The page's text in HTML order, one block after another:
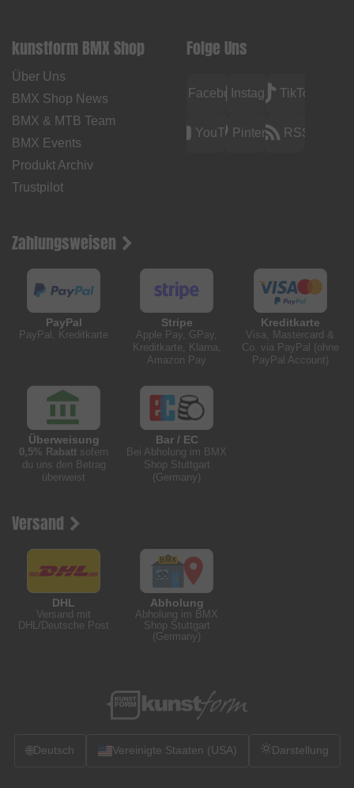
kunstform BMX Shop
Über Uns
BMX Shop News
BMX & MTB Team
BMX Events
Produkt Archiv
Trustpilot
Folge Uns
FacebookInstagramTikTok
YouTubePinterest RSS
Zahlungsweisen
PayPal
PayPal, Kreditkarte
Stripe
Apple Pay, GPay,
Kreditkarte, Klarna,
Amazon Pay
Kreditkarte
Visa, Mastercard &
Co. via PayPal (ohne
PayPal Account)
Überweisung
0,5% Rabatt sofern
du uns den Betrag
überweist
Bar / EC
Bei Abholung im BMX
Shop Stuttgart
(Germany)
Versand
DHL
Versand mit
DHL/Deutsche Post
Abholung
Abholung im BMX
Shop Stuttgart
(Germany)
🌐Deutsch Vereinigte Staaten (USA) Darstellung